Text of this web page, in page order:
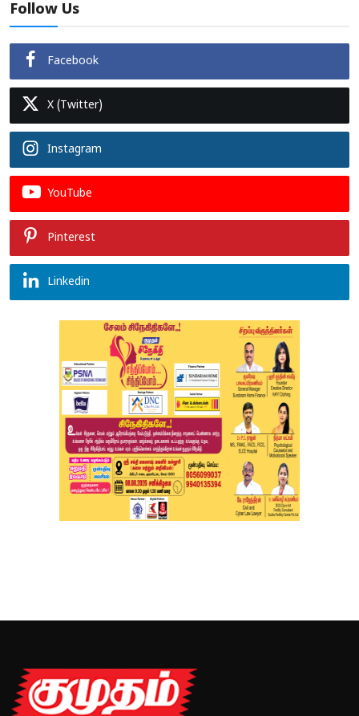
Follow Us
Facebook
X (Twitter)
Instagram
YouTube
Pinterest
Linkedin